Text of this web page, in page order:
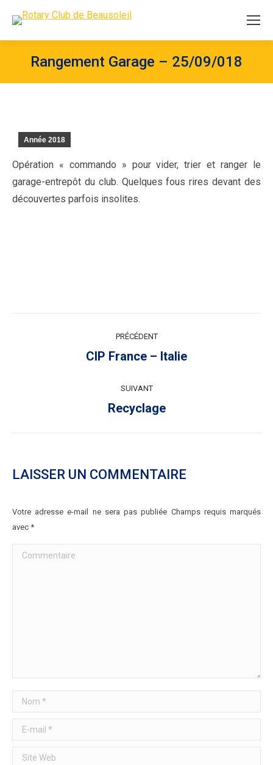
Rangement Garage – 25/09/018
Année 2018
Opération « commando » pour vider, trier et ranger le
garage-entrepôt du club. Quelques fous rires devant des
découvertes parfois insolites.
PRÉCÉDENT
Article
:
CIP France – Italie
SUIVANT
Article
Recyclage
LAISSER UN COMMENTAIRE
Votre adresse e-mail ne sera pas publiée Champs requis marqués
avec *
Commentaire
Nom *
E-mail *
Site Web